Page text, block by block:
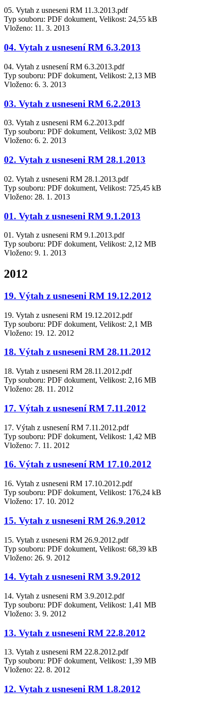
05. Vytah z usneseni RM 11.3.2013.pdf
Typ souboru: PDF dokument, Velikost: 24,55 kB
Vloženo: 11. 3. 2013
04. Vytah z usnesení RM 6.3.2013
04. Vytah z usnesení RM 6.3.2013.pdf
Typ souboru: PDF dokument, Velikost: 2,13 MB
Vloženo: 6. 3. 2013
03. Vytah z usneseni RM 6.2.2013
03. Vytah z usneseni RM 6.2.2013.pdf
Typ souboru: PDF dokument, Velikost: 3,02 MB
Vloženo: 6. 2. 2013
02. Vytah z usneseni RM 28.1.2013
02. Vytah z usneseni RM 28.1.2013.pdf
Typ souboru: PDF dokument, Velikost: 725,45 kB
Vloženo: 28. 1. 2013
01. Vytah z usneseni RM 9.1.2013
01. Vytah z usneseni RM 9.1.2013.pdf
Typ souboru: PDF dokument, Velikost: 2,12 MB
Vloženo: 9. 1. 2013
2012
19. Výtah z usneseni RM 19.12.2012
19. Vytah z usneseni RM 19.12.2012.pdf
Typ souboru: PDF dokument, Velikost: 2,1 MB
Vloženo: 19. 12. 2012
18. Výtah z usneseni RM 28.11.2012
18. Vytah z usneseni RM 28.11.2012.pdf
Typ souboru: PDF dokument, Velikost: 2,16 MB
Vloženo: 28. 11. 2012
17. Výtah z usnesení RM 7.11.2012
17. Výtah z usnesení RM 7.11.2012.pdf
Typ souboru: PDF dokument, Velikost: 1,42 MB
Vloženo: 7. 11. 2012
16. Výtah z usnesení RM 17.10.2012
16. Vytah z usneseni RM 17.10.2012.pdf
Typ souboru: PDF dokument, Velikost: 176,24 kB
Vloženo: 17. 10. 2012
15. Vytah z usneseni RM 26.9.2012
15. Vytah z usneseni RM 26.9.2012.pdf
Typ souboru: PDF dokument, Velikost: 68,39 kB
Vloženo: 26. 9. 2012
14. Vytah z usneseni RM 3.9.2012
14. Vytah z usneseni RM 3.9.2012.pdf
Typ souboru: PDF dokument, Velikost: 1,41 MB
Vloženo: 3. 9. 2012
13. Vytah z usneseni RM 22.8.2012
13. Vytah z usneseni RM 22.8.2012.pdf
Typ souboru: PDF dokument, Velikost: 1,39 MB
Vloženo: 22. 8. 2012
12. Vytah z usneseni RM 1.8.2012